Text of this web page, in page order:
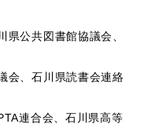
県公共図書館協議会、
会、石川県読書会連絡
連合会、石川県高等